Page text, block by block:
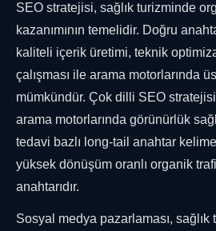
SEO stratejisi, sağlık turizminde
kazanımının temelidir. Doğru
kaliteli içerik üretimi, teknik
çalışması ile arama motorlarında
mümkündür. Çok dilli SEO
arama motorlarında görünürlük
tedavi bazlı long-tail anahtar
yüksek dönüşüm oranlı organik
anahtarıdır.
Sosyal medya pazarlaması,